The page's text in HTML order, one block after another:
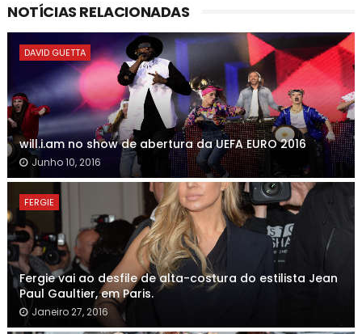
NOTÍCIAS RELACIONADAS
DAVID GUETTA
will.i.am no show de abertura da UEFA EURO 2016
Junho 10, 2016
FERGIE
Fergie vai ao desfile de alta-costura do estilista Jean
Paul Gaultier, em Paris.
Janeiro 27, 2016